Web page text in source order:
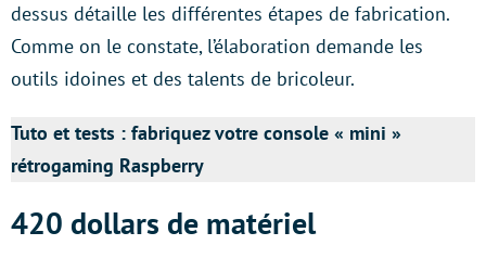
dessus détaille les différentes étapes de fabrication.
Comme on le constate, l’élaboration demande les
outils idoines et des talents de bricoleur.
Tuto et tests : fabriquez votre console « mini »
rétrogaming Raspberry
420 dollars de matériel